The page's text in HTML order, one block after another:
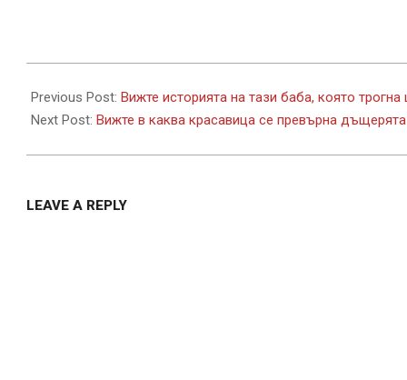
08-
23
Previous Post: Вижте историята на тази баба, която
Next Post: Вижте в каква красавица се превърна
LEAVE A REPLY